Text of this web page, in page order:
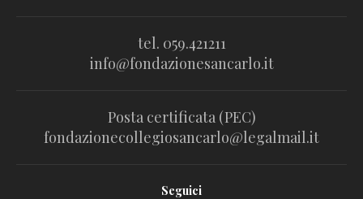
tel. 059.421211
info@fondazionesancarlo.it
Posta certificata (PEC)
fondazionecollegiosancarlo@legalmail.it
Seguici